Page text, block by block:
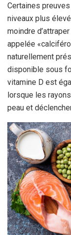
Certaines
niveaux plus
moindre
appelée
naturellement
disponible sous
vitamine D est
lorsque les
peau et